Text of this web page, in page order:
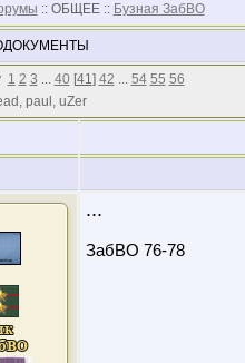
:: ОБЩЕЕ :: Бузная ЗабВО
1 2 3 ... 40 [41] 42 ... 54 55 56
paul, uZer
...
ЗабВО 76-78